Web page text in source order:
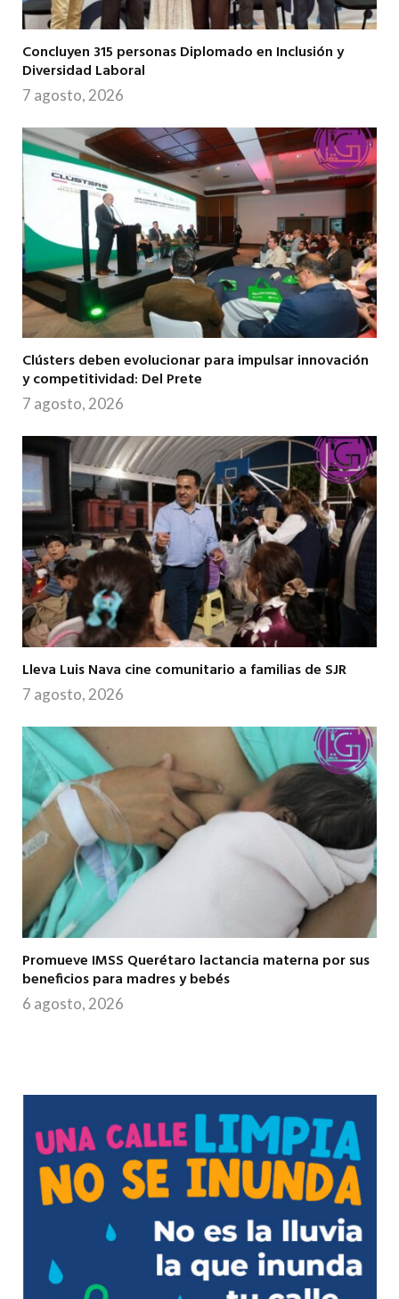
Concluyen 315 personas Diplomado en Inclusión y
Diversidad Laboral
7 agosto, 2026
Clústers deben evolucionar para impulsar innovación
y competitividad: Del Prete
7 agosto, 2026
Lleva Luis Nava cine comunitario a familias de SJR
7 agosto, 2026
Promueve IMSS Querétaro lactancia materna por sus
beneficios para madres y bebés
6 agosto, 2026